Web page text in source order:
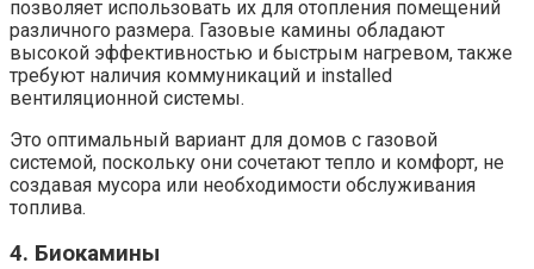
позволяет использовать их для отопления помещений
различного размера. Газовые камины обладают
высокой эффективностью и быстрым нагревом, также
требуют наличия коммуникаций и installed
вентиляционной системы.
Это оптимальный вариант для домов с газовой
системой, поскольку они сочетают тепло и комфорт, не
создавая мусора или необходимости обслуживания
топлива.
4. Биокамины